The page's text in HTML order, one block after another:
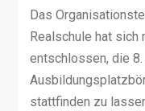
Das
Realschule hat sich
entschlossen, die
stattfinden zu